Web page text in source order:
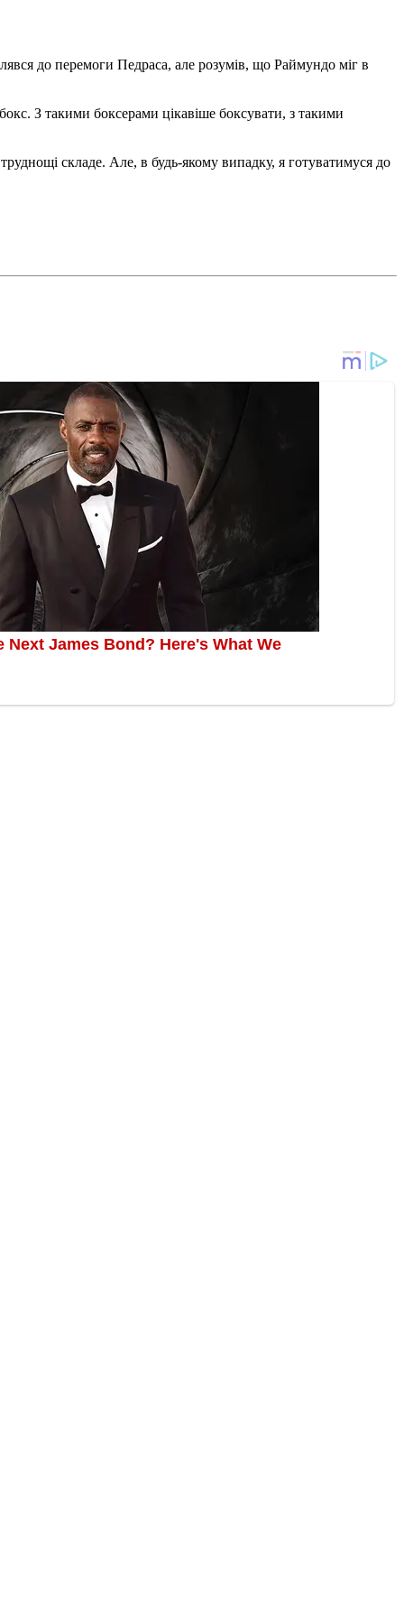
до перемоги Педраса, але розумів, що Раймундо міг в
З такими боксерами цікавіше боксувати, з такими
складе. Але, в будь-якому випадку, я готуватимуся до